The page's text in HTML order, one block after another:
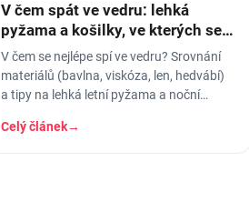
V čem spát ve vedru: lehká
pyžama a košilky, ve kterých se
nezapaříte
V čem se nejlépe spí ve vedru? Srovnání
materiálů (bavlna, viskóza, len, hedvábí)
a tipy na lehká letní pyžama a noční
Celý článek→